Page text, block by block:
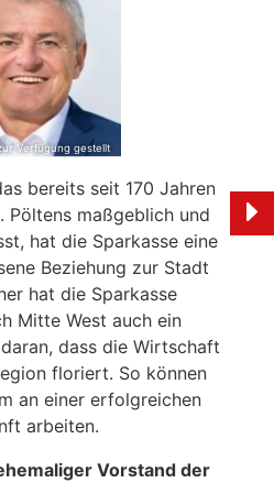
bereits seit 170 Jahren
Pöltens maßgeblich und
hat die Sparkasse eine
Beziehung zur Stadt
hat die Sparkasse
Mitte West auch ein
dass die Wirtschaft
floriert. So können
an einer erfolgreichen
arbeiten.
Vorstand der
Verfügung gestellt
Ich